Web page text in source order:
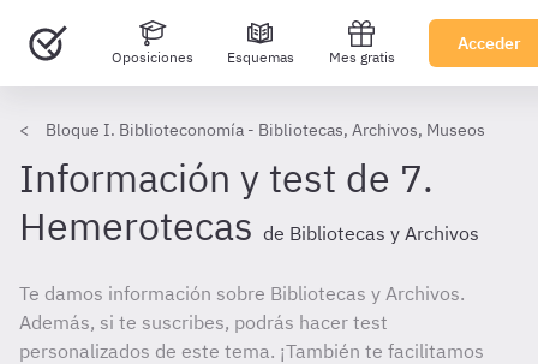
Oposiciones Esquemas Mes gratis
Acceder
Bloque I. Biblioteconomía - Bibliotecas, Archivos, Museos
Información y test de 7.
Hemerotecas de Bibliotecas y Archivos
Te damos información sobre Bibliotecas y Archivos.
Además, si te suscribes, podrás hacer test
personalizados de este tema. ¡También te facilitamos